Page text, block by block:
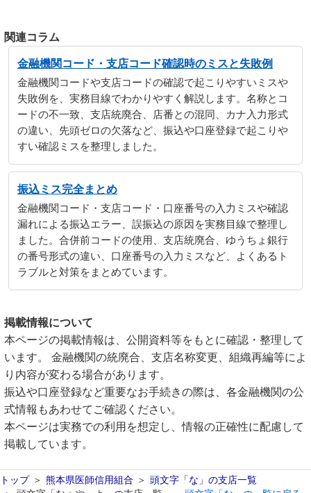
関連コラム
金融機関コード・支店コード確認時のミスと失敗例
金融機関コードや支店コードの確認で起こりやすいミスや
失敗例を、実務目線でわかりやすく解説します。名称とコ
ードの不一致、支店統廃合、店番との混同、カナ入力形式
の違い、先頭ゼロの欠落など、振込や口座登録で起こりや
すい確認ミスを整理しました。
振込ミス完全まとめ
金融機関コード・支店コード・口座番号の入力ミスや確認
漏れによる振込エラー、誤振込の原因を実務目線で整理し
ました。合併前コードの使用、支店統廃合、ゆうちょ銀行
の番号形式の違い、口座番号の入力ミスなど、よくあるト
ラブルと対策をまとめています。
掲載情報について
本ページの掲載情報は、公開資料等をもとに確認・整理して
います。 金融機関の統廃合、支店名称変更、組織再編等によ
り内容が変わる場合があります。
振込や口座登録など重要なお手続きの際は、各金融機関の公
式情報もあわせてご確認ください。
本ページは実務での利用を想定し、情報の正確性に配慮して
掲載しています。
トップ 熊本県医師信用組合
頭文字「な」の支店一覧